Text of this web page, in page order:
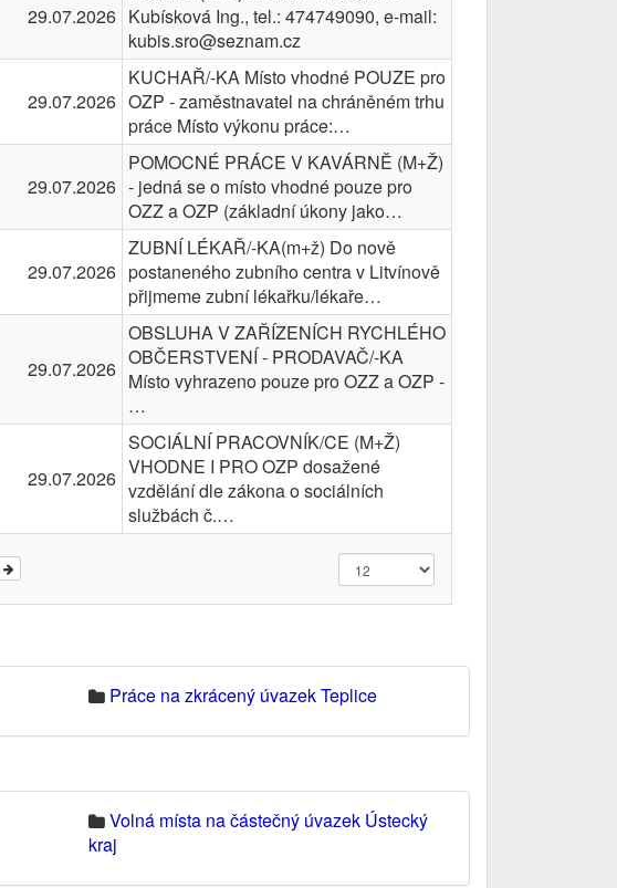
29.07.2026 Kubísková Ing., tel.: 474749090, e-mail:
kubis.sro@seznam.cz
29.07.2026
KUCHAŘ/-KA Místo vhodné POUZE pro
OZP - zaměstnavatel na chráněném trhu
práce Místo výkonu práce:…
29.07.2026
POMOCNÉ PRÁCE V KAVÁRNĚ (M+Ž)
- jedná se o místo vhodné pouze pro
OZZ a OZP (základní úkony jako…
29.07.2026
ZUBNÍ LÉKAŘ/-KA(m+ž) Do nově
postaneného zubního centra v Litvínově
přijmeme zubní lékařku/lékaře…
29.07.2026
OBSLUHA V ZAŘÍZENÍCH RYCHLÉHO
OBČERSTVENÍ - PRODAVAČ/-KA
Místo vyhrazeno pouze pro OZZ a OZP -
…
29.07.2026
SOCIÁLNÍ PRACOVNÍK/CE (M+Ž)
VHODNE I PRO OZP dosažené
vzdělání dle zákona o sociálních
službách č.…
Práce na zkrácený úvazek Teplice
Volná místa na částečný úvazek Ústecký
kraj